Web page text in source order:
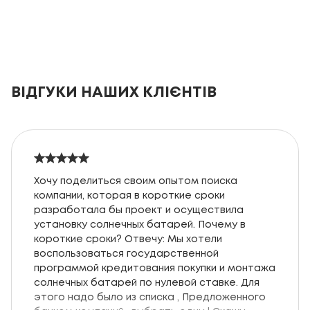
ВІДГУКИ НАШИХ КЛІЄНТІВ
Хочу поделиться своим опытом поиска
компании, которая в короткие сроки
разработала бы проект и осуществила
установку солнечных батарей. Почему в
короткие сроки? Отвечу: Мы хотели
воспользоваться государственной
программой кредитования покупки и монтажа
солнечных батарей по нулевой ставке. Для
этого надо было из списка , Предложенного